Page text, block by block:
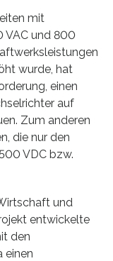
mit
VAC und 800
wurde, hat
einen
auf
Zum anderen
die nur den
VDC bzw.
und
entwickelte
den
einen